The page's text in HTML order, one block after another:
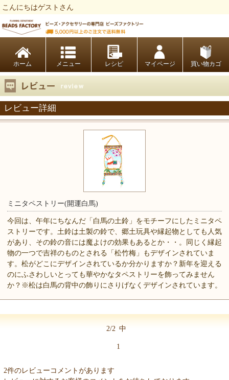
こんにちはゲストさん
ホーム レシピ マイページ 買い物カゴ
レビュー詳細
ミニタペストリー(開運白馬)
今回は、午年にちなんだ「白馬の土鈴」をモチーフにしたミニタペ
ストリーです。土鈴は土製の鈴で、郷土玩具や縁起物としても人気
があり、その鈴の音には魔よけの効果もあるとか・・。同じく縁起
物の一つで吉祥のものとされる「松竹梅」もデザインされていま
す。松がどこにデザインされているか分かりますか？新年を迎える
のにふさわしいとっても華やかなタペストリーを飾ってみません
か？※松は白馬の背中の飾りにさりげなくデザインされています。
2/2 中
1
2件のレビューコメントがあります